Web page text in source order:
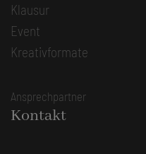
Klausur
Event
Kreativformate
Ansprechpartner
Kontakt